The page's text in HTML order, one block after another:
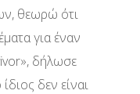
θεωρώ ότι
για έναν
δήλωσε
δεν είναι